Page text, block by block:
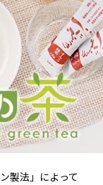
製法」によって